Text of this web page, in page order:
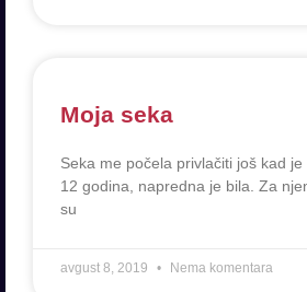
Moja seka
Seka me počela privlačiti još kad
12 godina, napredna je bila. Za
su
avgust 8, 2019 Nema komentara